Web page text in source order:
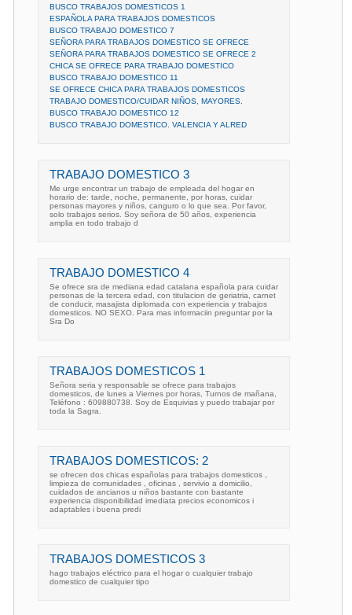
BUSCO TRABAJOS DOMESTICOS 1
ESPAÑOLA PARA TRABAJOS DOMESTICOS
BUSCO TRABAJO DOMESTICO 7
SEÑORA PARA TRABAJOS DOMESTICO SE OFRECE
SEÑORA PARA TRABAJOS DOMESTICO SE OFRECE 2
CHICA SE OFRECE PARA TRABAJO DOMESTICO
BUSCO TRABAJO DOMESTICO 11
SE OFRECE CHICA PARA TRABAJOS DOMESTICOS
TRABAJO DOMESTICO/CUIDAR NIÑOS, MAYORES.
BUSCO TRABAJO DOMESTICO 12
BUSCO TRABAJO DOMESTICO. VALENCIA Y ALRED
TRABAJO DOMESTICO 3
Me urge encontrar un trabajo de empleada del hogar en
horario de: tarde, noche, permanente, por horas, cuidar
personas mayores y niños, canguro o lo que sea. Por favor,
solo trabajos serios. Soy señora de 50 años, experiencia
amplia en todo trabajo d
TRABAJO DOMESTICO 4
Se ofrece sra de mediana edad catalana española para cuidar
personas de la tercera edad, con titulacion de geriatria, carnet
de conducir, masajista diplomada con experiencia y trabajos
domesticos. NO SEXO. Para mas informaciin preguntar por la
Sra Do
TRABAJOS DOMESTICOS 1
Señora seria y responsable se ofrece para trabajos
domesticos, de lunes a Viernes por horas, Turnos de mañana,
Teléfono : 609880738. Soy de Esquivias y puedo trabajar por
toda la Sagra.
TRABAJOS DOMESTICOS: 2
se ofrecen dos chicas españolas para trabajos domesticos ,
limpieza de comunidades , oficinas , servivio a domicilio,
cuidados de ancianos u niños bastante con bastante
experiencia disponibilidad imediata precios economicos i
adaptables i buena predi
TRABAJOS DOMESTICOS 3
hago trabajos eléctrico para el hogar o cualquier trabajo
domestico de cualquier tipo